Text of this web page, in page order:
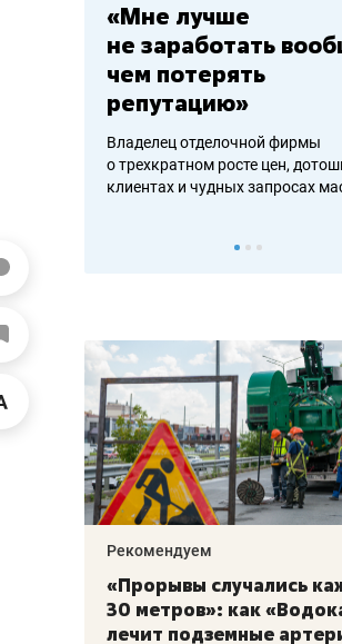
заработать вообще,
потерять
отделочной фирмы
росте цен, дотошных
и чудных запросах мастеров
«Мама
от
себя
Наследница
школьной
налогах и
случались каждые
метров»: как «Водоканал»
подземные артерии